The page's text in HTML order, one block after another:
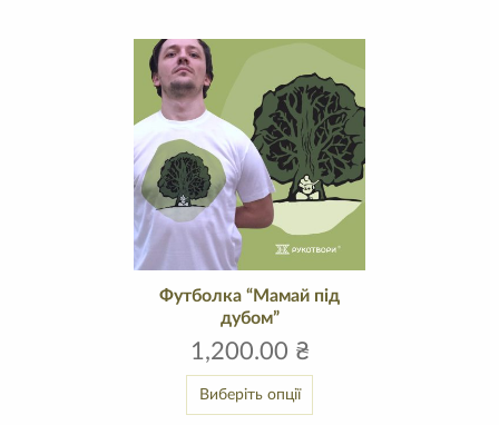
Футболка “Мамай під
дубом”
1,200.00 ₴
Виберіть опції